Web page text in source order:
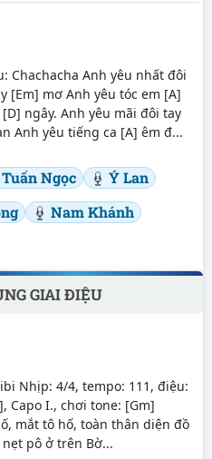
Chachacha Anh yêu nhất đôi
[Em] mơ Anh yêu tóc em [A]
ngây. Anh yêu mãi đôi tay
Anh yêu tiếng ca [A] êm đ...
Tuấn Ngọc
Ý Lan
Nam Khánh
GIAI ĐIỆU
Nhịp: 4/4, tempo: 111, điệu:
Capo I., chơi tone: [Gm]
mắt tô hố, toàn thân diện đồ
pô ở trên Bờ...